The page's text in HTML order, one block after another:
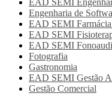
Engenharia de
EAD SEMI
EAD SEMI
EAD SEMI
Fotografia
Gastronomia
EAD SEMI Gestão
Gestão Comercial